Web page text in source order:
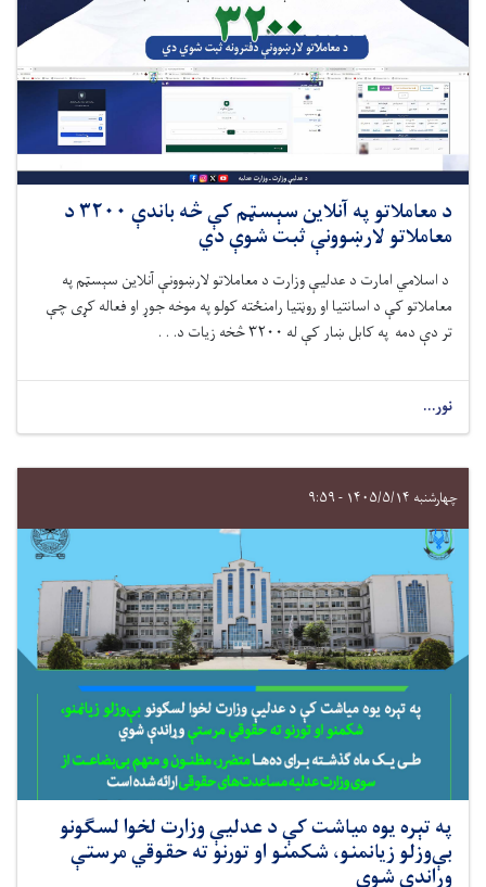
د معاملاتو په آنلاین سېسټم کې څه ‌باندې ۳۲۰۰ د
معاملاتو لارښوونې ثبت شوې دي
د اسلامي امارت د عدلیې وزارت د معاملاتو لارښوونې آنلاین سېسټم په
معاملاتو کې د اسانتیا او روڼتیا رامنځته کولو په موخه جوړ او فعاله کړیچې
تر دې‌ دمه په کابل ښار کې له ۳۲۰۰ څخه زیات د. . .
نور...
چهارشنبه ۱۴۰۵/۵/۱۴ - ۹:۵۹
په تېره یوه میاشت کې د عدلیې وزارت لخوا لسګونو
بې‌وزلو زیانمنو، شکمنو او تورنو ته حقوقي مرستې
وړاندې شوي